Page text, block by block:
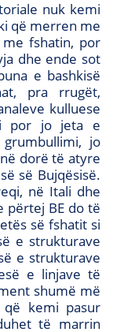
nuk kemi
që merren me
fshatin, por
dhe ende sot
e bashkisë
pra rrugët,
kulluese
por jo jeta e
jo
dorë të atyre
së Bujqësisë.
në Itali dhe
përtej BE do të
së fshatit si
e strukturave
e strukturave
e linjave të
shumë më
që kemi pasur
të marrin